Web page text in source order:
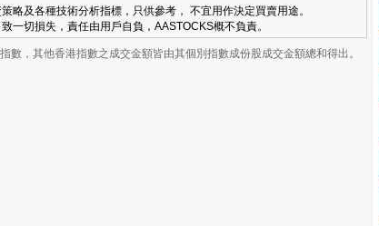
略及各種技術分析指標，只供參考， 不宜用作決定買賣用途。
一切損失，責任由用戶自負，AASTOCKS概不負責。
數，其他香港指數之成交金額皆由其個別指數成份股成交金額總和得出。